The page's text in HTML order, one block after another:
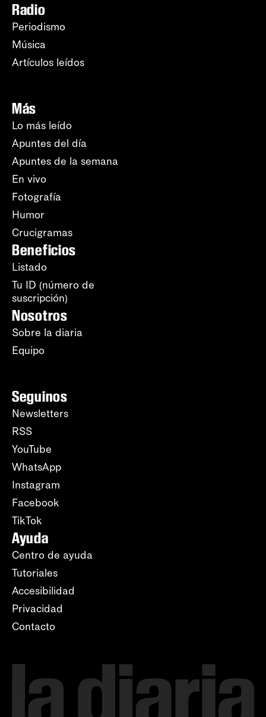
Radio
Periodismo
Música
Artículos leídos
Más
Lo más leído
Apuntes del día
Apuntes de la semana
En vivo
Fotografía
Humor
Crucigramas
Beneficios
Listado
Tu ID (número de
suscripción)
Nosotros
Sobre la diaria
Equipo
Seguinos
Newsletters
RSS
YouTube
WhatsApp
Instagram
Facebook
TikTok
Ayuda
Centro de ayuda
Tutoriales
Accesibilidad
Privacidad
Contacto